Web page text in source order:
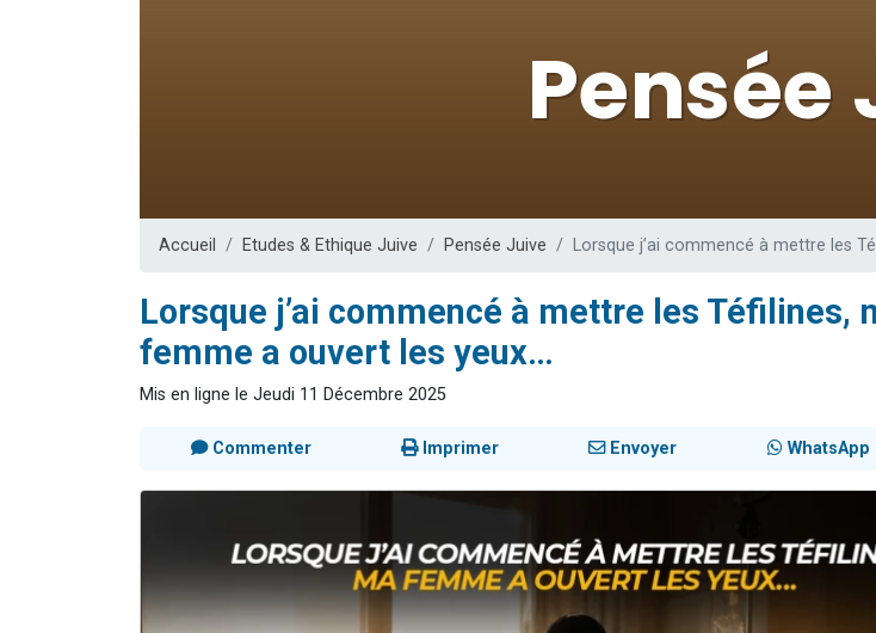
6 personnes viennent de faire un don pour 5 enfants déjà
2 personnes viennent de faire un don pour Reloger Rivka,
10 personnes viennent de demander une bénédiction
Accueil Etudes & Ethique Juive Pensée Juive Lorsque j’ai commencé à mettre les
Lorsque j’ai commencé à mettre les Téfilines,
femme a ouvert les yeux…
Mis en ligne le Jeudi 11 Décembre 2025
Commenter Imprimer Envoyer WhatsApp